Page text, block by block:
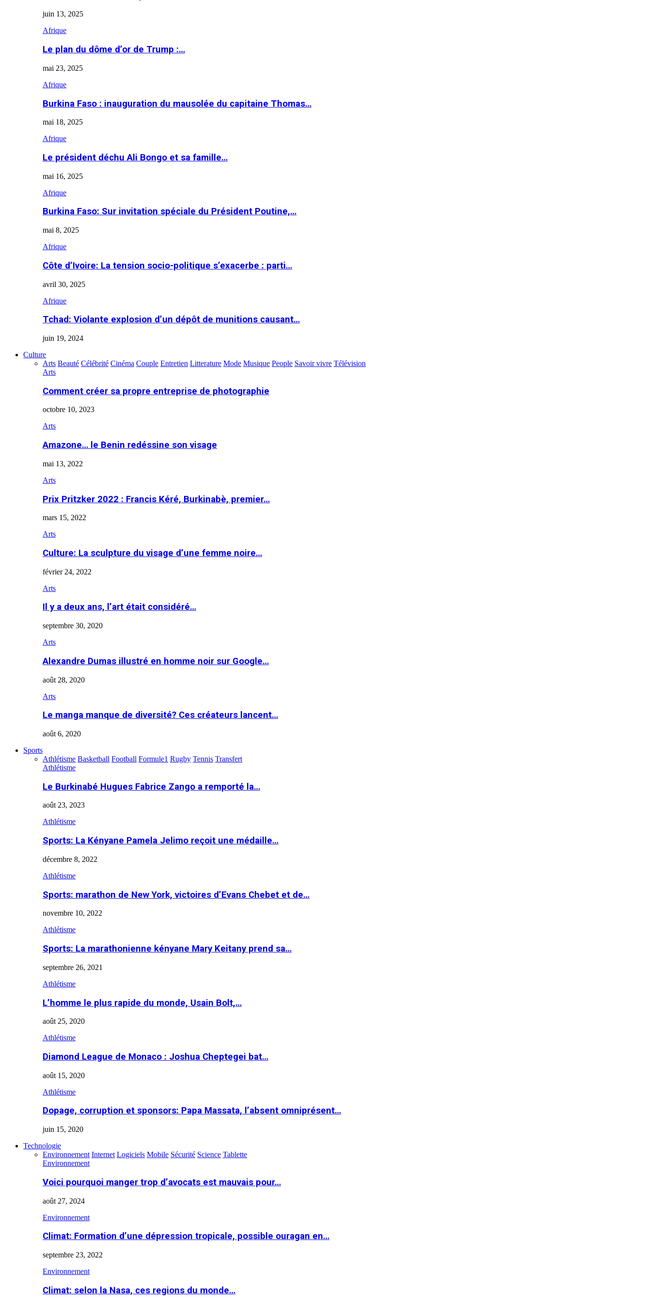
juin 13, 2025
Afrique
Le plan du dôme d’or de Trump :…
mai 23, 2025
Afrique
Burkina Faso : inauguration du mausolée du capitaine Thomas…
mai 18, 2025
Afrique
Le président déchu Ali Bongo et sa famille…
mai 16, 2025
Afrique
Burkina Faso: Sur invitation spéciale du Président Poutine,…
mai 8, 2025
Afrique
Côte d’Ivoire: La tension socio-politique s’exacerbe : parti…
avril 30, 2025
Afrique
Tchad: Violante explosion d’un dépôt de munitions causant…
juin 19, 2024
Culture
Arts Beauté Célébrité Cinéma Couple Entretien Litterature Mode Musique People Savoir vivre Télévision
Arts
Comment créer sa propre entreprise de photographie
octobre 10, 2023
Arts
Amazone… le Benin redéssine son visage
mai 13, 2022
Arts
Prix Pritzker 2022 : Francis Kéré, Burkinabè, premier…
mars 15, 2022
Arts
Culture: La sculpture du visage d’une femme noire…
février 24, 2022
Arts
Il y a deux ans, l’art était considéré…
septembre 30, 2020
Arts
Alexandre Dumas illustré en homme noir sur Google…
août 28, 2020
Arts
Le manga manque de diversité? Ces créateurs lancent…
août 6, 2020
Sports
Athlétisme Basketball Football Formule1 Rugby Tennis Transfert
Athlétisme
Le Burkinabé Hugues Fabrice Zango a remporté la…
août 23, 2023
Athlétisme
Sports: La Kényane Pamela Jelimo reçoit une médaille…
décembre 8, 2022
Athlétisme
Sports: marathon de New York, victoires d’Evans Chebet et de…
novembre 10, 2022
Athlétisme
Sports: La marathonienne kényane Mary Keitany prend sa…
septembre 26, 2021
Athlétisme
L’homme le plus rapide du monde, Usain Bolt,…
août 25, 2020
Athlétisme
Diamond League de Monaco : Joshua Cheptegei bat…
août 15, 2020
Athlétisme
Dopage, corruption et sponsors: Papa Massata, l’absent omniprésent…
juin 15, 2020
Technologie
Environnement Internet Logiciels Mobile Sécurité Science Tablette
Environnement
Voici pourquoi manger trop d’avocats est mauvais pour…
août 27, 2024
Environnement
Climat: Formation d’une dépression tropicale, possible ouragan en…
septembre 23, 2022
Environnement
Climat: selon la Nasa, ces regions du monde…